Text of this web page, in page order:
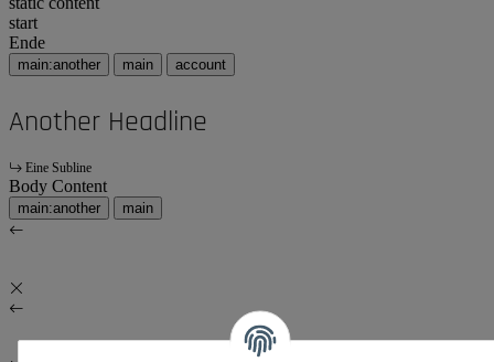
start
Ende
main:another main account
Another Headline
Eine Subline
Body Content
main:another main